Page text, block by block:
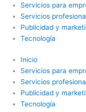
Servicios para
Servicios
Publicidad y
Tecnología
Inicio
Servicios para
Servicios
Publicidad y
Tecnología